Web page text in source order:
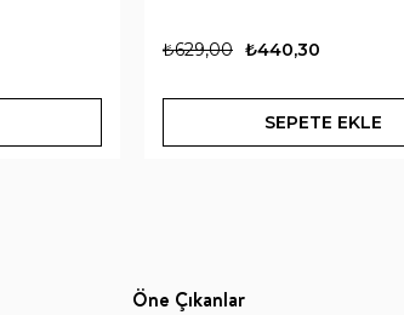
₺440,30
₺629,00
SEPETE EKLE
Öne Çıkanlar